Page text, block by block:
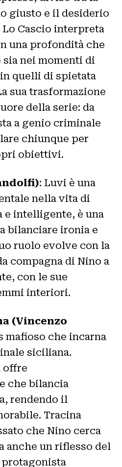
giusto e il desiderio
Cascio interpreta
una profondità che
nei momenti di
quelli di spietata
sua trasformazione
della serie: da
a genio criminale
chiunque per
obiettivi.
: Luvi è una
nella vita di
e intelligente, è una
bilanciare ironia e
ruolo evolve con la
compagna di Nino a
con le sue
interiori.
(Vincenzo
mafioso che incarna
siciliana.
offre
che bilancia
rendendo il
Tracina
che Nino cerca
anche un riflesso del